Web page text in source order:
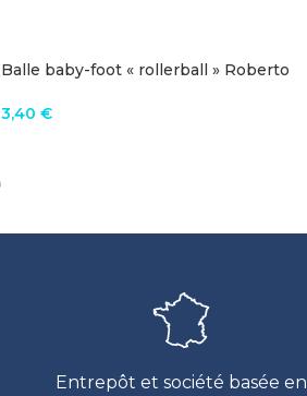
Balle baby-foot « rollerball » Roberto
3,40 €
Entrepôt et société basée en